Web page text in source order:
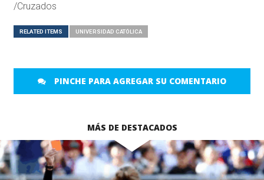
/Cruzados
RELATED ITEMS UNIVERSIDAD CATÓLICA
PINCHE PARA AGREGAR SU COMENTARIO
MÁS DE DESTACADOS